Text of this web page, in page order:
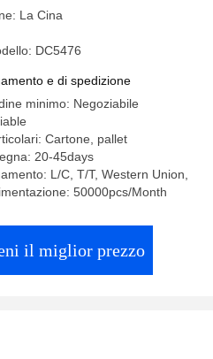
La Cina
DC5476
e di spedizione
minimo: Negoziabile
Cartone, pallet
20-45days
L/C, T/T, Western Union,
50000pcs/Month
il miglior prezzo